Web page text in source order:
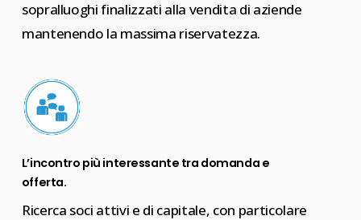
sopralluoghi finalizzati alla vendita di aziende
mantenendo la massima riservatezza.
L’incontro più interessante tra domanda e
offerta.
Ricerca soci attivi e di capitale, con particolare